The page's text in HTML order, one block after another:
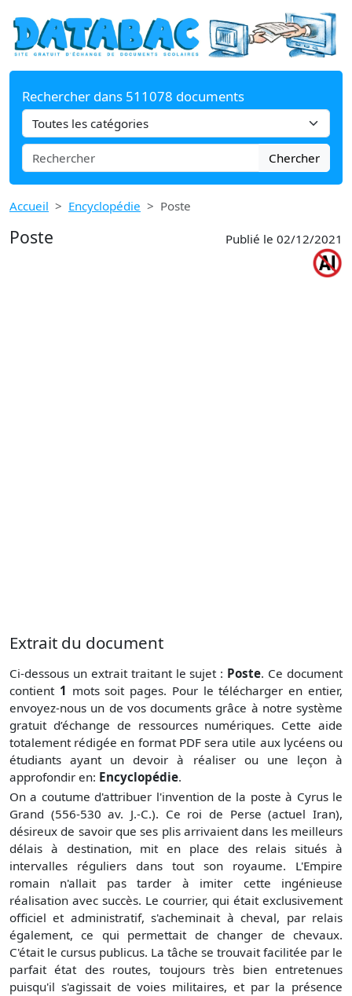
Rechercher dans 511078 documents
Chercher
Accueil Encyclopédie Poste
Poste Publié le 02/12/2021
Extrait du document
Ci-dessous un extrait traitant le sujet : Poste. Ce document
contient 1 mots soit pages. Pour le télécharger en entier,
envoyez-nous un de vos documents grâce à notre système
gratuit d’échange de ressources numériques. Cette aide
totalement rédigée en format PDF sera utile aux lycéens ou
étudiants ayant un devoir à réaliser ou une leçon à
approfondir en: Encyclopédie.
On a coutume d'attribuer l'invention de la poste à Cyrus le
Grand (556-530 av. J.-C.). Ce roi de Perse (actuel Iran),
désireux de savoir que ses plis arrivaient dans les meilleurs
délais à destination, mit en place des relais situés à
intervalles réguliers dans tout son royaume. L'Empire
romain n'allait pas tarder à imiter cette ingénieuse
réalisation avec succès. Le courrier, qui était exclusivement
officiel et administratif, s'acheminait à cheval, par relais
également, ce qui permettait de changer de chevaux.
C'était le cursus publicus. La tâche se trouvait facilitée par le
parfait état des routes, toujours très bien entretenues
puisqu'il s'agissait de voies militaires, et par la présence